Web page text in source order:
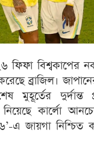
ফিফা বিশ্বকাপের
ব্রাজিল।
মুহূর্তের দুর্দান্ত
কার্লো
এ জায়গা নিশ্চিত